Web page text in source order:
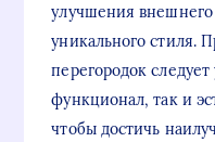
улучшения внешнего
уникального стиля.
перегородок
функционал, так и
чтобы достичь